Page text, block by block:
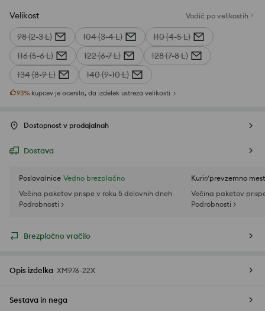
Velikost Vodič po velikostih
98 (2-3 L) 104 (3-4 L)
110 (4-5 L)
116 (5-6 L)
122 (6-7 L)
128 (7-8 L)
134 (8-9 L)
140 (9-10 L)
93% kupcev je ocenilo, da izdelek ustreza velikosti
Dostopnost v prodajalnah
Dostava
Poslovalnice Vedno brezplačno
Večina paketov prispe v roku 5 delovnih dneh
Podrobnosti >
Kurir/prevzemno
Večina paketov
Podrobnosti >
Brezplačno vračilo
Opis izdelka XM976-22X
Sestava in nega